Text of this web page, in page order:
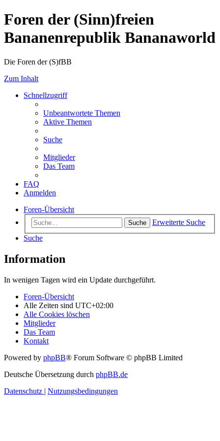
Foren der (Sinn)freien
Bananenrepublik Bananaworld
Die Foren der (S)fBB
Zum Inhalt
Schnellzugriff
Unbeantwortete Themen
Aktive Themen
Suche
Mitglieder
Das Team
FAQ
Anmelden
Foren-Übersicht
Suche
Erweiterte Suche
Suche
Information
In wenigen Tagen wird ein Update durchgeführt.
Foren-Übersicht
Alle Zeiten sind UTC+02:00
Alle Cookies löschen
Mitglieder
Das Team
Kontakt
Powered by phpBB® Forum Software © phpBB Limited
Deutsche Übersetzung durch phpBB.de
Datenschutz | Nutzungsbedingungen